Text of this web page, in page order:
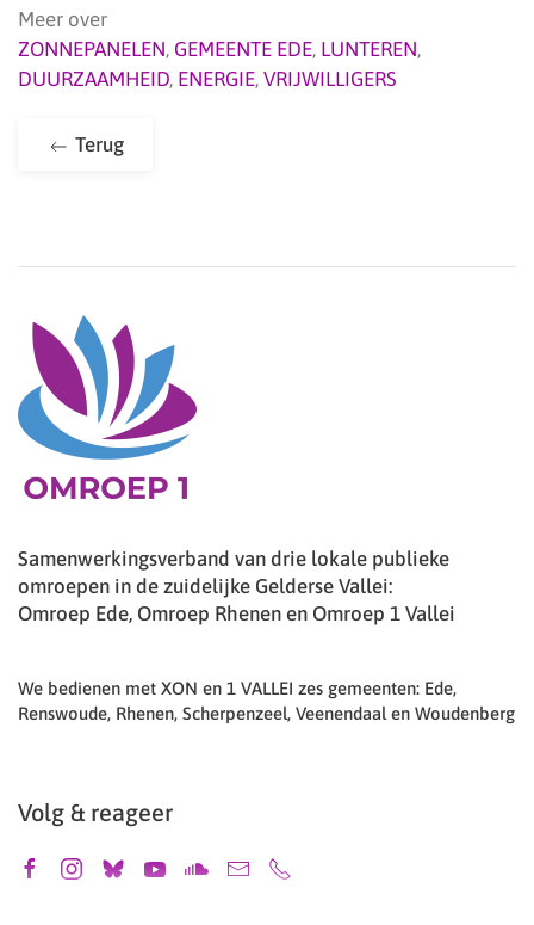
Meer over
ZONNEPANELEN, GEMEENTE EDE, LUNTEREN,
DUURZAAMHEID, ENERGIE, VRIJWILLIGERS
Terug
Samenwerkingsverband van drie lokale publieke
omroepen in de zuidelijke Gelderse Vallei:
Omroep Ede, Omroep Rhenen en Omroep 1 Vallei
We bedienen met XON en 1 VALLEI zes gemeenten: Ede,
Renswoude, Rhenen, Scherpenzeel, Veenendaal en Woudenberg
Volg & reageer